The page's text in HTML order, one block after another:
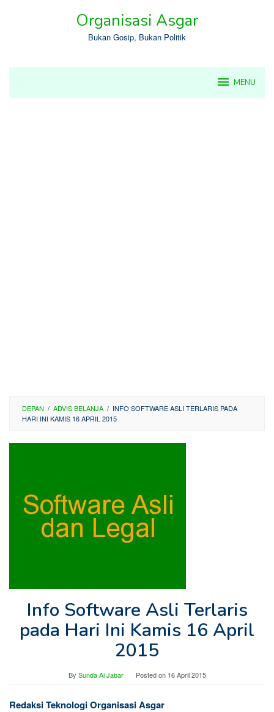
Organisasi Asgar
Bukan Gosip, Bukan Politik
MENU
DEPAN / ADVIS BELANJA / INFO SOFTWARE ASLI TERLARIS PADA
HARI INI KAMIS 16 APRIL 2015
Info Software Asli Terlaris
pada Hari Ini Kamis 16 April
2015
By Sunda Al Jabar Posted on 16 April 2015
Redaksi Teknologi Organisasi Asgar